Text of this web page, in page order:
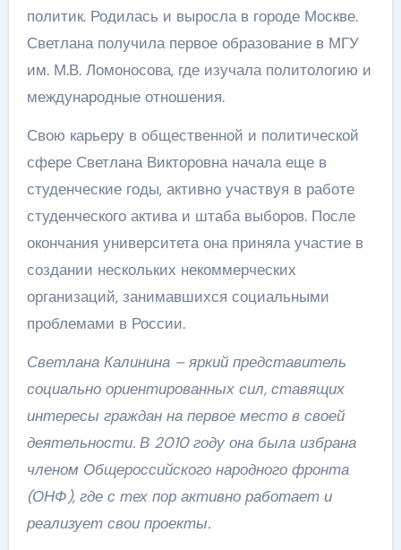
политик. Родилась и выросла в городе Москве.
Светлана получила первое образование в МГУ
им. М.В. Ломоносова, где изучала политологию и
международные отношения.
Свою карьеру в общественной и политической
сфере Светлана Викторовна начала еще в
студенческие годы, активно участвуя в работе
студенческого актива и штаба выборов. После
окончания университета она приняла участие в
создании нескольких некоммерческих
организаций, занимавшихся социальными
проблемами в России.
Светлана Калинина – яркий представитель
социально ориентированных сил, ставящих
интересы граждан на первое место в своей
деятельности. В 2010 году она была избрана
членом Общероссийского народного фронта
(ОНФ), где с тех пор активно работает и
реализует свои проекты.